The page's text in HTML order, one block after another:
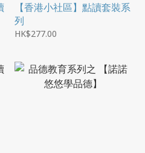
【香港小社區】點讀套裝系
列
HK$277.00